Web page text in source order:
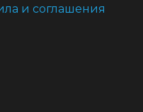
и соглашения